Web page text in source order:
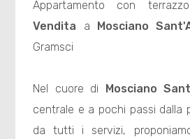
Appartamento con
Vendita a Mosciano
Gramsci
Nel cuore di Mosciano
centrale e a pochi passi dalla
da tutti i servizi,